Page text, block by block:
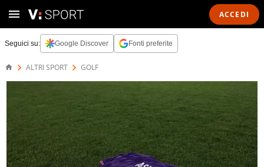
ACCEDI
Seguici su: Google Discover Fonti preferite
ALTRI SPORT GOLF